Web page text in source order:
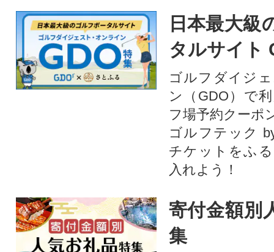
日本最大級
タルサイト
ゴルフダイジ
ン（GDO）で
フ場予約クーポ
ゴルフテック
チケットをふ
入れよう！
寄付金額別
集